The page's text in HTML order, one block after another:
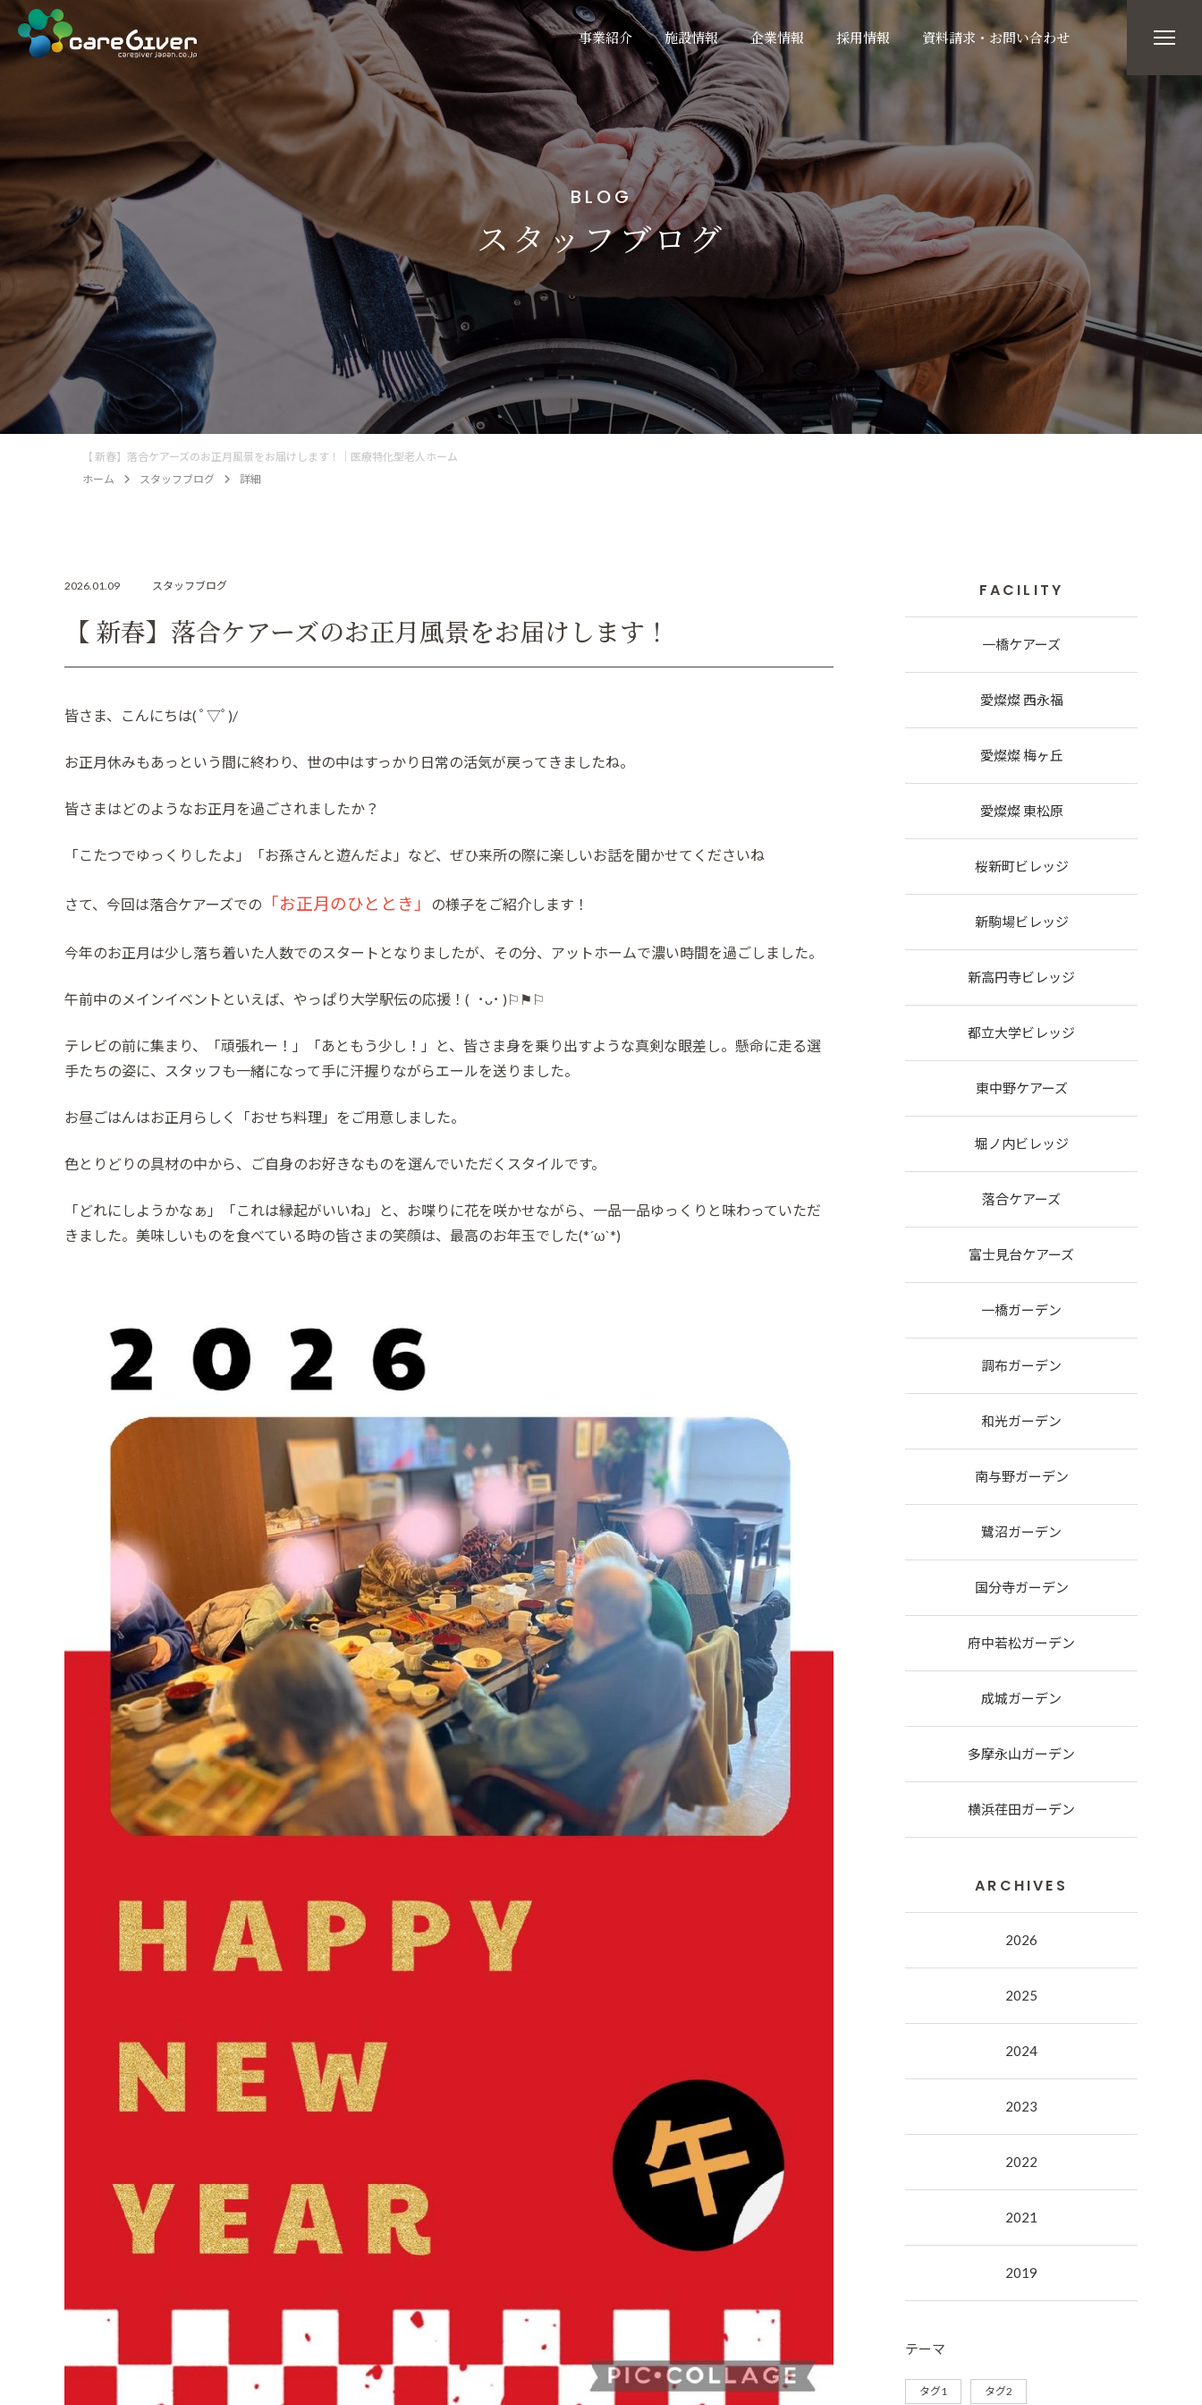
【 新春】落合ケアーズのお正月風景をお届けします！｜医療特化型老人ホーム
事業紹介 施設情報 企業情報 採用情報 資料請求・お問い合わせ
BLOG
スタッフブログ
ホーム スタッフブログ 詳細
2026.01.09 スタッフブログ
【 新春】落合ケアーズのお正月風景をお届けします！
​皆さま、こんにちは( ﾟ▽ﾟ)/
​お正月休みもあっという間に終わり、世の中はすっかり日常の活気が戻ってきましたね。
皆さまはどのようなお正月を過ごされましたか？
「こたつでゆっくりしたよ」「お孫さんと遊んだよ」など、ぜひ来所の際に楽しいお話を聞かせてくださいね
​さて、今回は落合ケアーズでの 「お正月のひととき」 の様子をご紹介します！
​今年のお正月は少し落ち着いた人数でのスタートとなりましたが、その分、アットホームで濃い時間を過ごしました。
​午前中のメインイベントといえば、やっぱり大学駅伝の応援！ ( ･ᴗ･ )⚐⚑⚐
テレビの前に集まり、「頑張れー！」「あともう少し！」と、皆さま身を乗り出すような真剣な眼差し。懸命に走る選
手たちの姿に、スタッフも一緒になって手に汗握りながらエールを送りました。
​お昼ごはんはお正月らしく「おせち料理」をご用意しました。
色とりどりの具材の中から、ご自身のお好きなものを選んでいただくスタイルです。
​「どれにしようかなぁ」「これは縁起がいいね」と、お喋りに花を咲かせながら、一品一品ゆっくりと味わっていただ
きました。美味しいものを食べている時の皆さまの笑顔は、最高のお年玉でした(*´ω`*)
FACILITY
一橋ケアーズ
愛燦燦 西永福
愛燦燦 梅ヶ丘
愛燦燦 東松原
桜新町ビレッジ
新駒場ビレッジ
新高円寺ビレッジ
都立大学ビレッジ
東中野ケアーズ
堀ノ内ビレッジ
落合ケアーズ
富士見台ケアーズ
一橋ガーデン
調布ガーデン
和光ガーデン
南与野ガーデン
鷺沼ガーデン
国分寺ガーデン
府中若松ガーデン
成城ガーデン
多摩永山ガーデン
横浜荏田ガーデン
ARCHIVES
2026
2025
2024
2023
2022
2021
2019
テーマ
タグ1 タグ2